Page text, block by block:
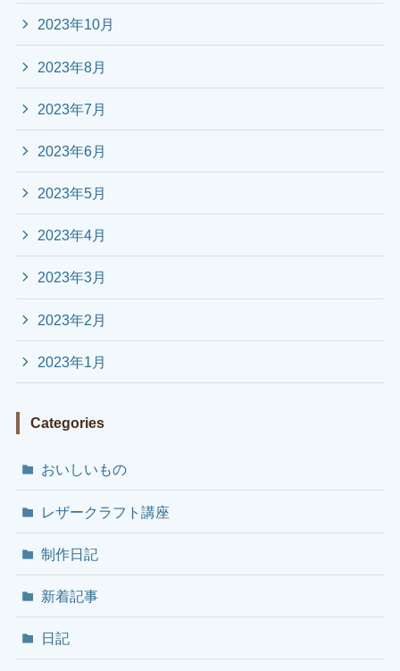
2023年10月
2023年8月
2023年7月
2023年6月
2023年5月
2023年4月
2023年3月
2023年2月
2023年1月
Categories
おいしいもの
レザークラフト講座
制作日記
新着記事
日記